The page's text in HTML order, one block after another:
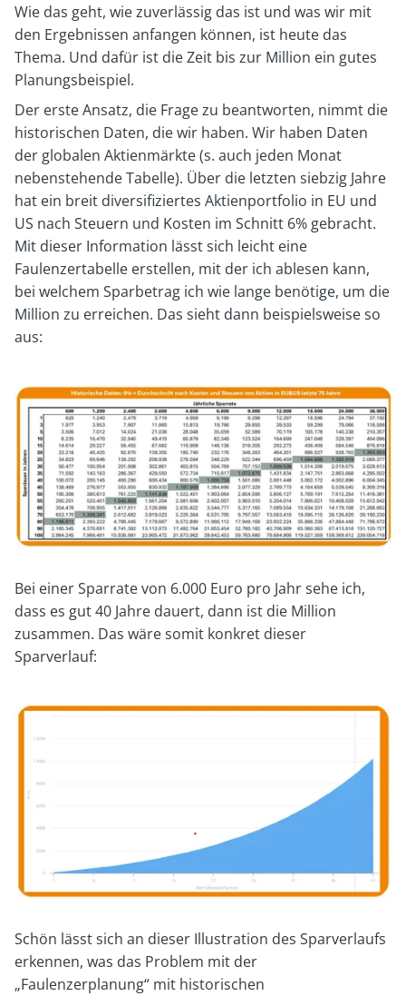
Wie das geht, wie zuverlässig das ist und was wir mit
den Ergebnissen anfangen können, ist heute das
Thema. Und dafür ist die Zeit bis zur Million ein gutes
Planungsbeispiel.
Der erste Ansatz, die Frage zu beantworten, nimmt die
historischen Daten, die wir haben. Wir haben Daten
der globalen Aktienmärkte (s. auch jeden Monat
nebenstehende Tabelle). Über die letzten siebzig Jahre
hat ein breit diversifiziertes Aktienportfolio in EU und
US nach Steuern und Kosten im Schnitt 6% gebracht.
Mit dieser Information lässt sich leicht eine
Faulenzertabelle erstellen, mit der ich ablesen kann,
bei welchem Sparbetrag ich wie lange benötige, um die
Million zu erreichen. Das sieht dann beispielsweise so
aus:
Bei einer Sparrate von 6.000 Euro pro Jahr sehe ich,
dass es gut 40 Jahre dauert, dann ist die Million
zusammen. Das wäre somit konkret dieser
Sparverlauf:
Schön lässt sich an dieser Illustration des Sparverlaufs
erkennen, was das Problem mit der
„Faulenzerplanung“ mit historischen